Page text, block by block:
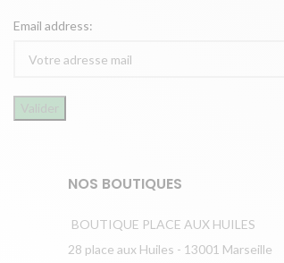
Email address:
NOS BOUTIQUES
BOUTIQUE PLACE AUX HUILES
28 place aux Huiles - 13001 Marseille